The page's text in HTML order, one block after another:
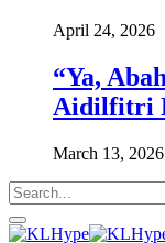
April 24, 2026
“Ya,
Aidilfitri
March 13, 2026